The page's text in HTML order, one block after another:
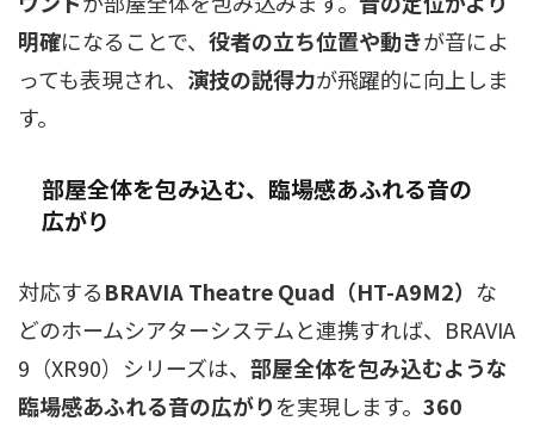
明確になることで、 役者の立ち位置や動きが音によ
っても表現され、 演技の説得力が飛躍的に向上しま
す。
部屋全体を包み込む、臨場感あふれる音の
広がり
対応するBRAVIA Theatre Quad（HT-A9M2） な
どのホームシアターシステムと連携すれば、BRAVIA
9（XR90）シリーズは、 部屋全体を包み込むような
臨場感あふれる音の広がりを実現します。 360